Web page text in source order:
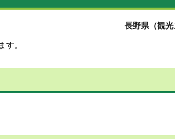
長野県（観
す。